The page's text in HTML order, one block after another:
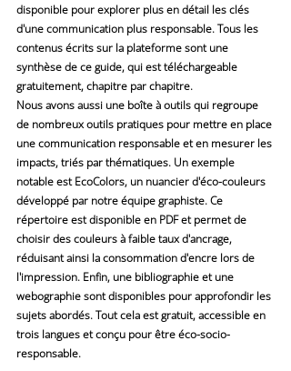
disponible pour explorer plus en détail les clés
d'une communication plus responsable. Tous les
contenus écrits sur la plateforme sont une
synthèse de ce guide, qui est téléchargeable
gratuitement, chapitre par chapitre.
Nous avons aussi une boîte à outils qui regroupe
de nombreux outils pratiques pour mettre en place
une communication responsable et en mesurer les
impacts, triés par thématiques. Un exemple
notable est EcoColors, un nuancier d'éco-couleurs
développé par notre équipe graphiste. Ce
répertoire est disponible en PDF et permet de
choisir des couleurs à faible taux d'ancrage,
réduisant ainsi la consommation d'encre lors de
l'impression. Enfin, une bibliographie et une
webographie sont disponibles pour approfondir les
sujets abordés. Tout cela est gratuit, accessible en
trois langues et conçu pour être éco-socio-
responsable.